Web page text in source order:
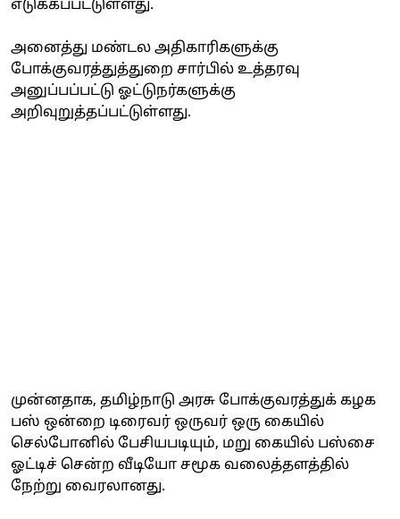
எடுக்கப்பட்டுள்ளது.
அனைத்து மண்டல அதிகாரிகளுக்கு
போக்குவரத்துத்துறை சார்பில் உத்தரவு
அனுப்பப்பட்டு ஓட்டுநர்களுக்கு
அறிவுறுத்தப்பட்டுள்ளது.
முன்னதாக, தமிழ்நாடு அரசு போக்குவரத்துக் கழக
பஸ் ஒன்றை டிரைவர் ஒருவர் ஒரு கையில்
செல்போனில் பேசியபடியும், மறு கையில் பஸ்சை
ஓட்டிச் சென்ற வீடியோ சமூக வலைத்தளத்தில்
நேற்று வைரலானது.